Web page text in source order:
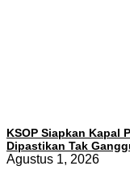
KSOP Siapkan Kapal
Dipastikan Tak
Agustus 1, 2026